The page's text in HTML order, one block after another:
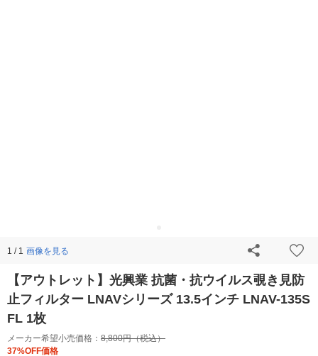
1 / 1 画像を見る
【アウトレット】光興業 抗菌・抗ウイルス覗き見防
止フィルター LNAVシリーズ 13.5インチ LNAV-135S
FL 1枚
メーカー希望小売価格： 8,800円（税込）
37%OFF価格